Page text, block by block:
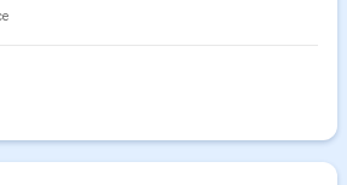
でにFindy Freelanceで担当がついている方
ン - サービス開発に伴う設計仕様および実行計